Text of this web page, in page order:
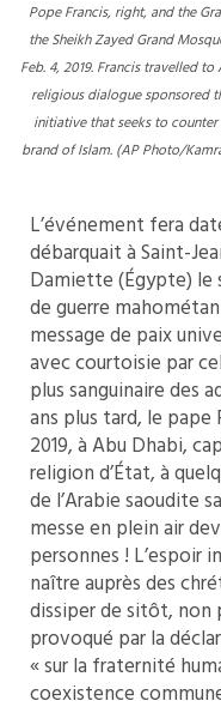
Pope Francis, right, and the
the Sheikh Zayed Grand
Feb. 4, 2019. Francis travelled
religious dialogue sponsored
initiative that seeks to
brand of Islam. (AP Photo/
L’événement fera
débarquait à Saint-
Damiette (Égypte) le
de guerre
message de paix
avec courtoisie par
plus sanguinaire des
ans plus tard, le
2019, à Abu Dhabi,
religion d’État, à
de l’Arabie saoudite
messe en plein air
personnes ! L’espoir
naître auprès des
dissiper de sitôt, non
provoqué par la
« sur la fraternité
coexistence